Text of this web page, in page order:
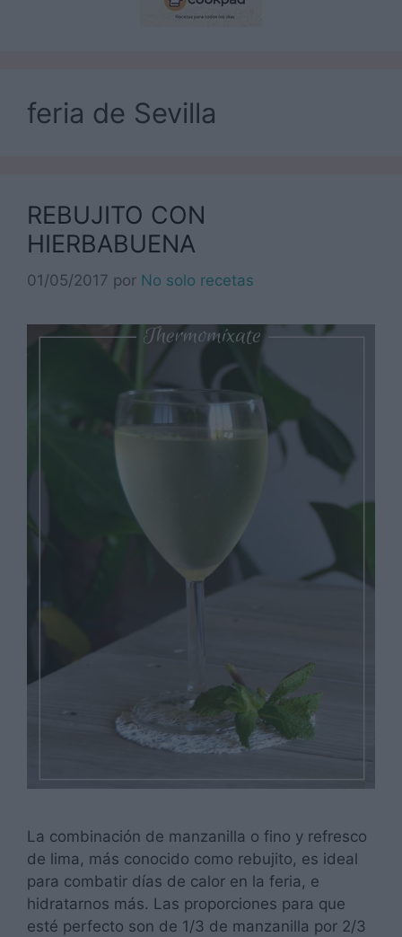
feria de Sevilla
REBUJITO CON
HIERBABUENA
01/05/2017 por No solo recetas
La combinación de manzanilla o fino y refresco
de lima, más conocido como rebujito, es ideal
para combatir días de calor en la feria, e
hidratarnos más. Las proporciones para que
esté perfecto son de 1/3 de manzanilla por 2/3